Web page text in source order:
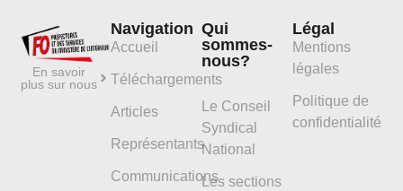
En savoir
plus sur nous
Navigation
Accueil
Téléchargements
Articles
Représentants
Communications
Qui
sommes-
nous?
Le Conseil
Syndical
National
Les sections
Légal
Mentions
légales
Politique de
confidentialité